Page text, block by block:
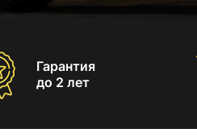
Гарантия
до 2 лет